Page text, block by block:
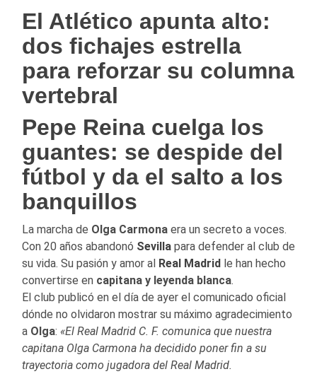
El Atlético apunta alto:
dos fichajes estrella
para reforzar su columna
vertebral
Pepe Reina cuelga los
guantes: se despide del
fútbol y da el salto a los
banquillos
La marcha de Olga Carmona era un secreto a voces.
Con 20 años abandonó Sevilla para defender al club de
su vida. Su pasión y amor al Real Madrid le han hecho
convertirse en capitana y leyenda blanca.
El club publicó en el día de ayer el comunicado oficial
dónde no olvidaron mostrar su máximo agradecimiento
a Olga: «El Real Madrid C. F. comunica que nuestra
capitana Olga Carmona ha decidido poner fin a su
trayectoria como jugadora del Real Madrid.